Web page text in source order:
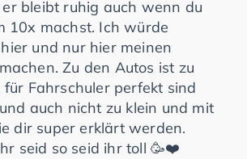
bleibt ruhig auch wenn du
10x machst. Ich würde
und nur hier meinen
Zu den Autos ist zu
für Fahrschuler perfekt sind
auch nicht zu klein und mit
dir super erklärt werden.
seid so seid ihr toll 🥳❤️